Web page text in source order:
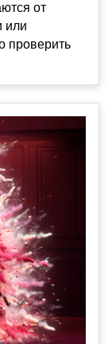
от
или
проверить